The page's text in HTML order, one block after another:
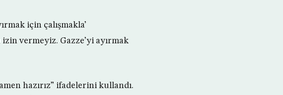
için çalışmakla’
vermeyiz. Gazze’yi ayırmak
hazırız” ifadelerini kullandı.